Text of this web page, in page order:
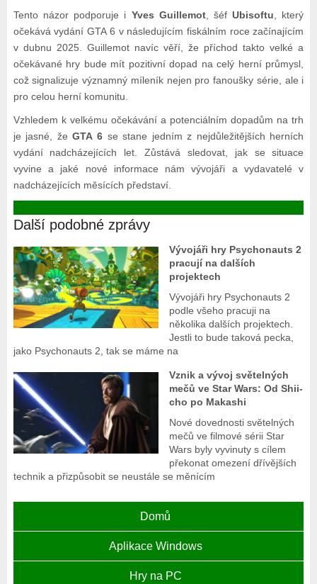
Tento názor podporuje i Yves Guillemot, šéfUbisoftu, který
očekává vydání GTA 6 v následujícím fiskálním roce začínajícím
v dubnu 2025. Guillemot navíc věří, že příchod takto velké a
očekávané hry bude mít pozitivní dopad na celý herní průmysl,
což signalizuje významný míleník nejen pro fanoušky série, ale i
pro celou herní komunitu.
Vzhledem k velkému očekávání a potenciálním dopadům na trh
je jasné, žeGTA 6se stane jedním z nejdůležitějších herních
vydání nadcházejících let. Zůstává sledovat, jak se situace
vyvine a jaké nové informace nám vývojáři a vydavatelé v
nadcházejících měsících představí.
Další podobné zprávy
Vývojáři hry Psychonauts 2
pracují na dalších
projektech
Vývojáři hry Psychonauts 2
podle všeho pracuji na
několika dalších projektech.
Jestli to bude taková pecka,
jako Psychonauts 2, tak se máme na
Vznik a vývoj světelných
mečů ve Star Wars: Od Shii-
cho po Makashi
Nové dovednosti světelných
mečů ve filmové sérii Star
Wars byly vyvinuty s cílem
překonat omezení dřívějších
technik a přizpůsobit se neustále se měnícím
Domů
Aplikace Windows
Hry na PC